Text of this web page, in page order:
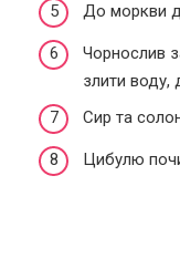
До моркви
Чорнослив
злити воду,
Сир та
Цибулю